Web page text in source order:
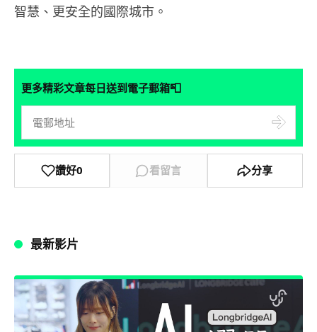
智慧、更安全的國際城市。
更多精彩文章每日送到電子郵箱📮
讚好0 看留言 分享
最新影片